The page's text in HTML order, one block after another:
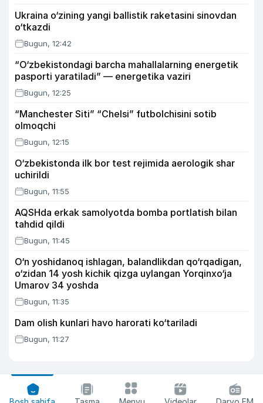
Ukraina o‘zining yangi ballistik raketasini sinovdan
o‘tkazdi
Bugun, 12:42
“O‘zbekistondagi barcha mahallalarning energetik
pasporti yaratiladi” — energetika vaziri
Bugun, 12:25
“Manchester Siti” “Chelsi” futbolchisini sotib
olmoqchi
Bugun, 12:15
O‘zbekistonda ilk bor test rejimida aerologik shar
uchirildi
Bugun, 11:55
AQSHda erkak samolyotda bomba portlatish bilan
tahdid qildi
Bugun, 11:45
O‘n yoshidanoq ishlagan, balandlikdan qo‘rqadigan,
o‘zidan 14 yosh kichik qizga uylangan Yorqinxo‘ja
Umarov 34 yoshda
Bugun, 11:35
Dam olish kunlari havo harorati ko‘tariladi
Bugun, 11:27